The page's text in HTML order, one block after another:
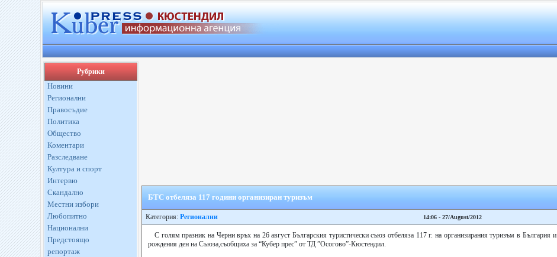
Рубрики
Новини
Регионални
Правосъдие
Политика
Общество
Коментари
Разследване
Култура и спорт
Интервю
Скандално
Местни избори
Любопитно
Национални
Предстоящо
репортаж
БТС отбеляза 117 години организиран туризъм
Категория: Регионални 14:06 - 27/August/2012
С голям празник на Черни връх на 26 август Българския туристически съюз отбеляза 117 г. на организирания туризъм в България и
рождения ден на Съюза,съобщиха за “Кубер прес” от ТД ”Осогово”-Кюстендил.